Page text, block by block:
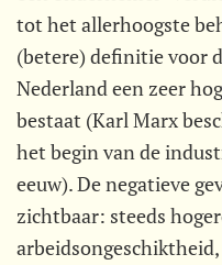
tot het allerhoogste
(betere) definitie voor
Nederland een zeer
bestaat (Karl Marx
het begin van de
eeuw). De negatieve
zichtbaar: steeds